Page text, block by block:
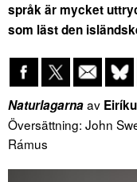
språk är mycket
som läst den
Naturlagarnaav
Översättning: John
Rámus